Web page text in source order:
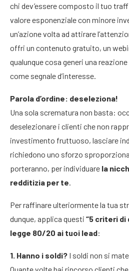
chi dev’essere composto il tuo
valore esponenziale con minore
un’azione volta ad attirare
offri un contenuto gratuito, un
qualunque cosa generi una
come segnale d’interesse.
Parola d’ordine: deseleziona!
Una sola scrematura non basta:
deselezionare i clienti che non
investimento fruttuoso, lasciare
richiedono uno sforzo
porteranno, per individuare la
redditizia per te.
Per raffinare ulteriormente la tua
dunque, applica questi “5 criteri di
legge 80/20 ai tuoi lead:
1. Hanno i soldi? I soldi non si